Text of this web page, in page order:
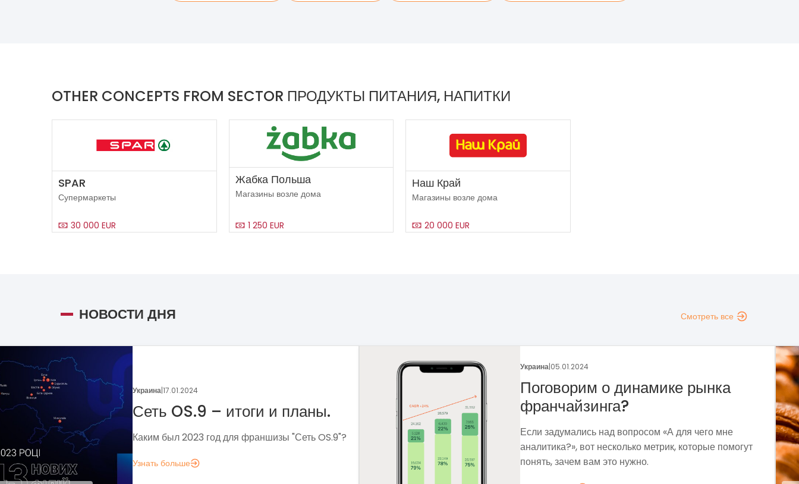
OTHER CONCEPTS FROM SECTOR ПРОДУКТЫ ПИТАНИЯ, НАПИТКИ
SPAR
Супермаркеты
30 000 EUR
Жабка Польша
Магазины возле дома
1 250 EUR
Наш Край
Магазины возле дома
20 000 EUR
НОВОСТИ ДНЯ Смотреть все
Украина
Поговорим о динамике рынка
франчайзинга?
Если задумались над вопросом «А для чего мне
аналитика?», вот несколько метрик, которые помогут
понять, зачем вам это нужно.
Украина|29.12.2023
Франшиза пекарни «Сито»
Методом собственных проб и поисков мы
сформировали прибыльную бизнес-модель,
выдерживающую экономическую нестабильность и
вызовы современности.